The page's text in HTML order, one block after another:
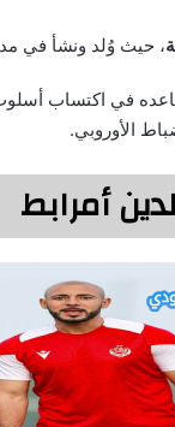
، حيث وُلد ونشأ في
في اكتساب
الأوروبي.
أمرابط